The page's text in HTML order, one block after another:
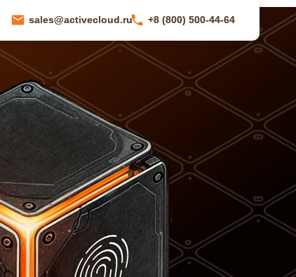
sales@activecloud.ru
sales@activecloud.ru +8 (800) 500-44-64
+8 (800) 500-44-64